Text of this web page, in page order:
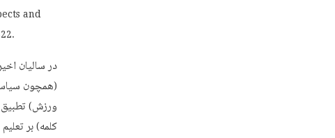
and
در سالیان
(همچون
ورزش‌) تطبیق
کلمه) بر